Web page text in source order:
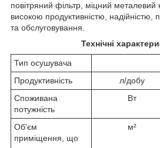
повітряний фільтр, міцний металевий
високою продуктивністю, надійністю,
та обслуговування.
Технічні
Тип осушувача
Продуктивність
л/добу
Споживана
потужність
Вт
Об'єм
приміщення, що
м²